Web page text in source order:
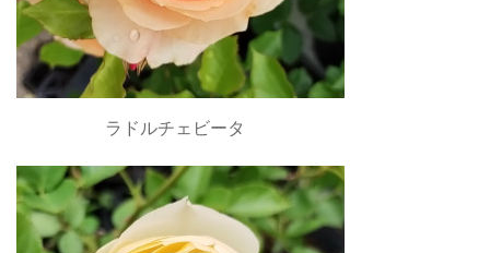
ラドルチェビータ